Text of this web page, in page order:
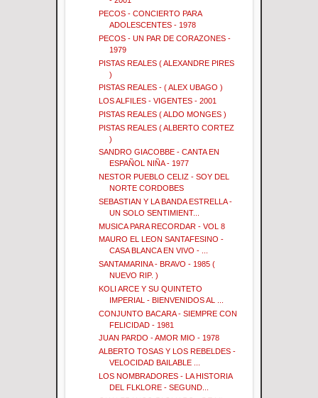
PECOS - CONCIERTO PARA
ADOLESCENTES - 1978
PECOS - UN PAR DE CORAZONES -
1979
PISTAS REALES ( ALEXANDRE PIRES
)
PISTAS REALES - ( ALEX UBAGO )
LOS ALFILES - VIGENTES - 2001
PISTAS REALES ( ALDO MONGES )
PISTAS REALES ( ALBERTO CORTEZ
)
SANDRO GIACOBBE - CANTA EN
ESPAÑOL NIÑA - 1977
NESTOR PUEBLO CELIZ - SOY DEL
NORTE CORDOBES
SEBASTIAN Y LA BANDA ESTRELLA -
UN SOLO SENTIMIENT...
MUSICA PARA RECORDAR - VOL 8
MAURO EL LEON SANTAFESINO -
CASA BLANCA EN VIVO - ...
SANTAMARINA - BRAVO - 1985 (
NUEVO RIP. )
KOLI ARCE Y SU QUINTETO
IMPERIAL - BIENVENIDOS AL ...
CONJUNTO BACARA - SIEMPRE CON
FELICIDAD - 1981
JUAN PARDO - AMOR MIO - 1978
ALBERTO TOSAS Y LOS REBELDES -
VELOCIDAD BAILABLE ...
LOS NOMBRADORES - LA HISTORIA
DEL FLKLORE - SEGUND...